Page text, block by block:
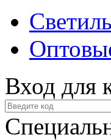
Вход для